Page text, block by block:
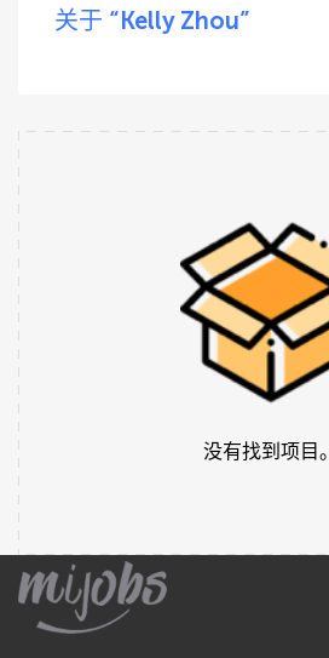
关于 “Kelly Zhou”
没有找到项目。